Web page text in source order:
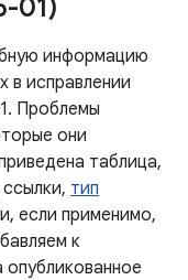
01)
информацию
в исправлении
Проблемы
они
таблица,
тип
и, если применимо,
к